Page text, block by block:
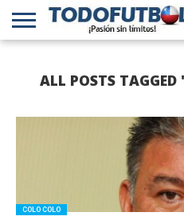
CHILENA
EN EL
MUNDO
INTERNACIONAL
ALL POSTS
COLO COLO